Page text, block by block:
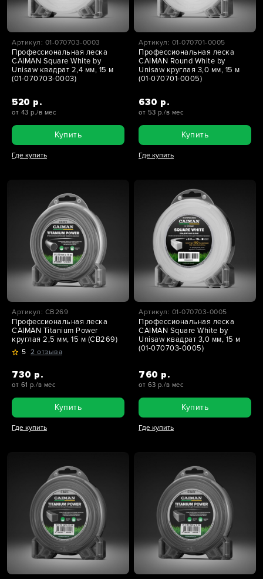
Артикул: 01-070703-0003
Профессиональная леска
CAIMAN Square White by
Unisaw квадрат 2,4 мм, 15 м
(01-070703-0003)
520 р.
от 43 р./в мес
Купить
Где купить
Артикул: 01-070701-0005
Профессиональная леска
CAIMAN Round White by
Unisaw круглая 3,0 мм, 15 м
(01-070701-0005)
630 р.
от 53 р./в мес
Купить
Где купить
Артикул: CB269
Профессиональная леска
CAIMAN Titanium Power
круглая 2,5 мм, 15 м (CB269)
5 2 отзыва
730 р.
от 61 р./в мес
Купить
Где купить
Артикул: 01-070703-0005
Профессиональная леска
CAIMAN Square White by
Unisaw квадрат 3,0 мм, 15 м
(01-070703-0005)
760 р.
от 63 р./в мес
Купить
Где купить